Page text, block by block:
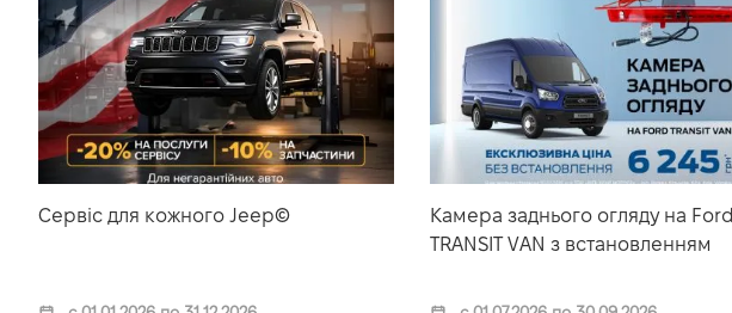
Сервіс для кожного Jeep©
Камера заднього огляду на Ford
TRANSIT VAN з встановленням